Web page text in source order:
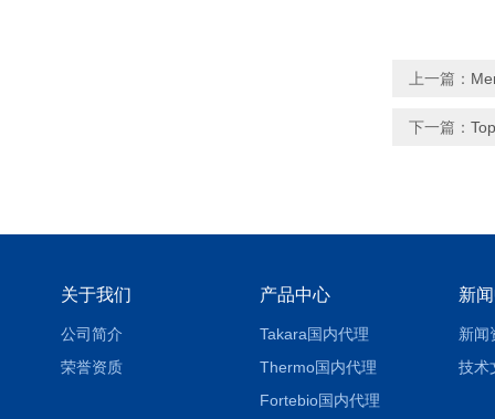
上一篇：
下一篇：
关于我们
公司简介
荣誉资质
产品中心
Takara国内代理
Thermo国内代理
Fortebio国内代理
新
新闻
技术